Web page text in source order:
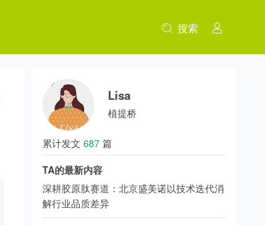
搜索
Lisa
植提桥
累计发文 687 篇
TA的最新内容
深耕胶原肽赛道：北京盛美诺以技术迭代消
解行业品质差异